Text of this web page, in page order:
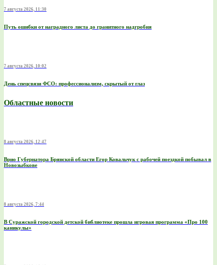
7 августа 2026, 11:30
Путь ошибки от наградного листа до гранитного надгробия
7 августа 2026, 10:02
День спецсвязи ФСО: профессионализм, скрытый от глаз
Областные новости
8 августа 2026, 12:47
Врио Губернатора Брянской области Егор Ковальчук с рабочей поездкой побывал в
Новозыбкове
8 августа 2026, 7:44
В Суражской городской детской библиотеке прошла игровая программа «Про 100
каникулы»